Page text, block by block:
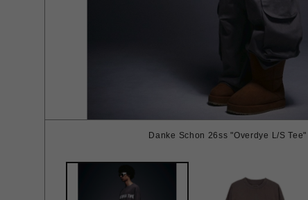
Danke Schon 26ss "Overdye L/S